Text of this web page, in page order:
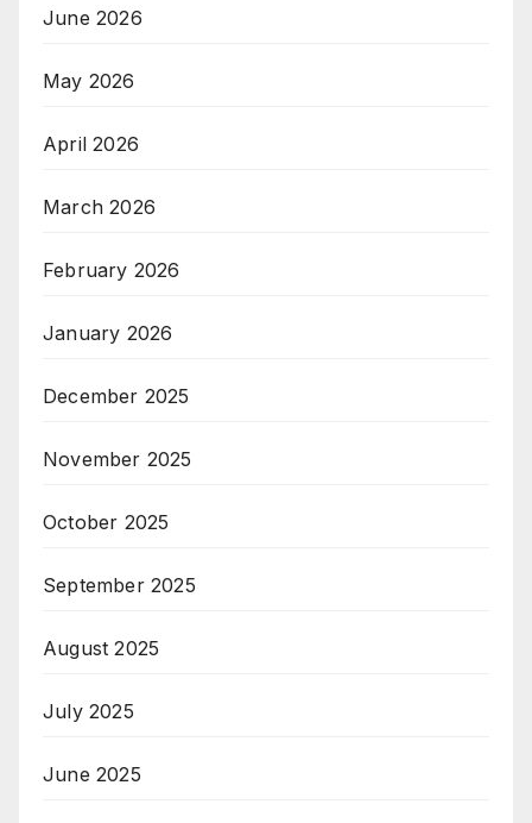
June 2026
May 2026
April 2026
March 2026
February 2026
January 2026
December 2025
November 2025
October 2025
September 2025
August 2025
July 2025
June 2025